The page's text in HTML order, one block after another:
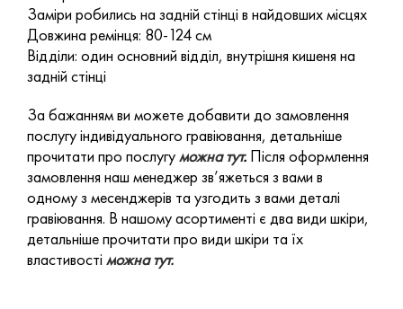
Заміри робились на задній стінці в найдовших місцях
Довжина ремінця: 80-124 см
Відділи: один основний відділ, внутрішня кишеня на
задній стінці
За бажанням ви можете добавити до замовлення
послугу індивідуального гравіювання, детальніше
прочитати про послугуможна тут. Після оформлення
замовлення наш менеджер зв’яжеться з вами в
одному з месенджерів та узгодить з вами деталі
гравіювання. В нашому асортименті є два види шкіри,
детальніше прочитати про види шкіри та їх
властивості можна тут.